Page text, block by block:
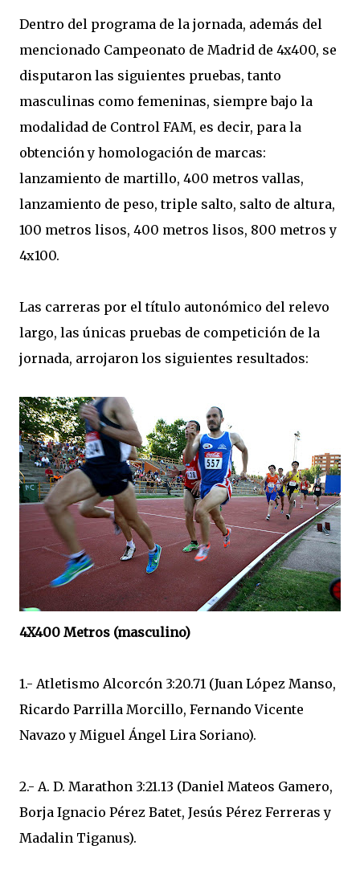
Dentro del programa de la jornada, además del
mencionado Campeonato de Madrid de 4x400, se
disputaron las siguientes pruebas, tanto
masculinas como femeninas, siempre bajo la
modalidad de Control FAM, es decir, para la
obtención y homologación de marcas:
lanzamiento de martillo, 400 metros vallas,
lanzamiento de peso, triple salto, salto de altura,
100 metros lisos, 400 metros lisos, 800 metros y
4x100.
Las carreras por el título autonómico del relevo
largo, las únicas pruebas de competición de la
jornada, arrojaron los siguientes resultados:
4X400 Metros (masculino)
1.- Atletismo Alcorcón 3:20.71 (Juan López Manso,
Ricardo Parrilla Morcillo, Fernando Vicente
Navazo y Miguel Ángel Lira Soriano).
2.- A. D. Marathon 3:21.13 (Daniel Mateos Gamero,
Borja Ignacio Pérez Batet, Jesús Pérez Ferreras y
Madalin Tiganus).